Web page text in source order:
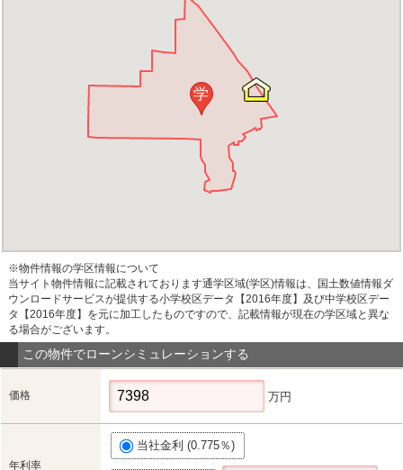
学
※物件情報の学区情報について
当サイト物件情報に記載されております通学区域(学区)情報は、国土数値情報ダ
ウンロードサービスが提供する小学校区データ【2016年度】及び中学校区デー
タ【2016年度】を元に加工したものですので、記載情報が現在の学区域と異な
る場合がございます。
この物件でローンシミュレーションする
価格 万円
年利率
当社金利 (0.775％)